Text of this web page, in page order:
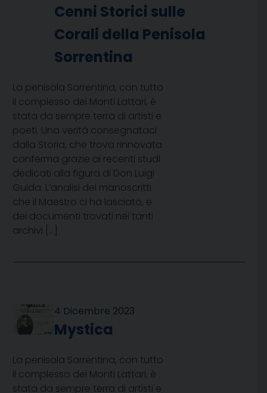
Cenni Storici sulle
Corali della Penisola
Sorrentina
La penisola Sorrentina, con tutto
il complesso dei Monti Lattari, è
stata da sempre terra di artisti e
poeti. Una verità consegnataci
dalla Storia, che trova rinnovata
conferma grazie ai recenti studi
dedicati alla figura di Don Luigi
Guida. L’analisi dei manoscritti
che il Maestro ci ha lasciato, e
dei documenti trovati nei tanti
archivi […]
4 Dicembre 2023
Mystica
La penisola Sorrentina, con tutto
il complesso dei Monti Lattari, è
stata da sempre terra di artisti e